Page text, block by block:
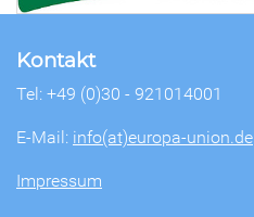
Kontakt
Tel: +49 (0)30 - 921014001
E-Mail: info(at)europa-union.de
Impressum